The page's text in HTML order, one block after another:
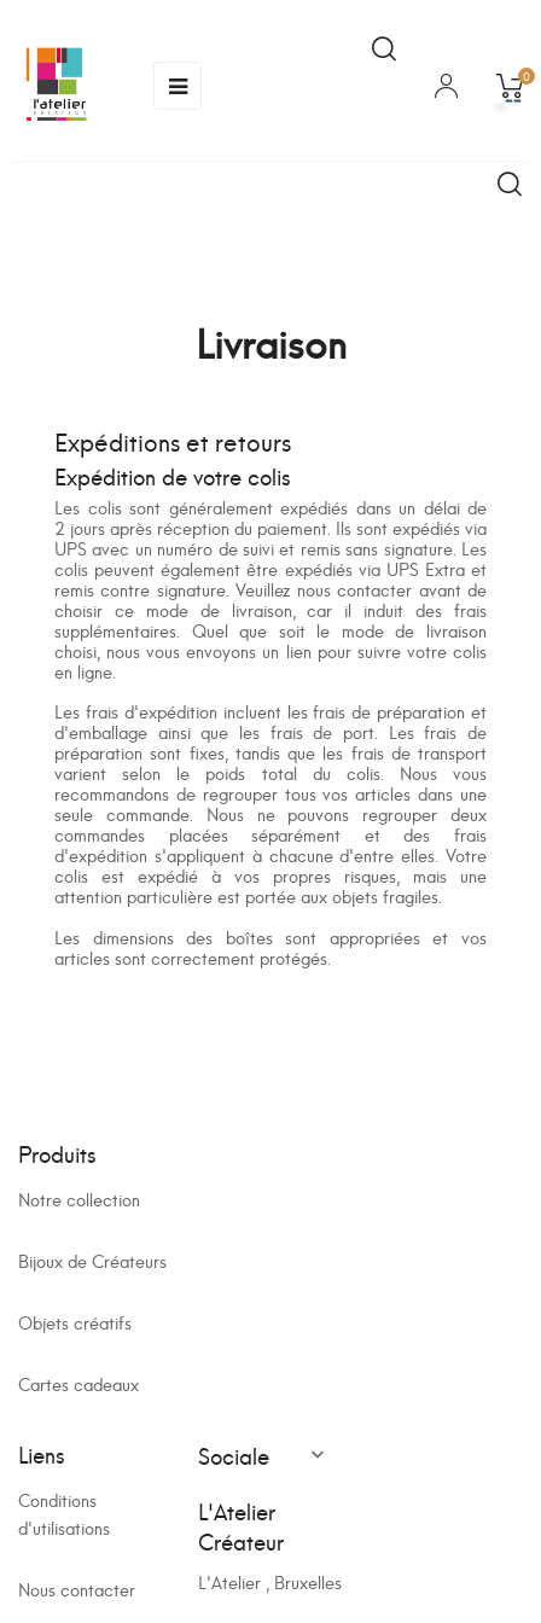
Basculer
☰ 0
Livraison
Expéditions et retours
Expédition de votre colis
Les colis sont généralement expédiés dans un délai de
2 jours après réception du paiement. Ils sont expédiés via
UPS avec un numéro de suivi et remis sans signature. Les
colis peuvent également être expédiés via UPS Extra et
remis contre signature. Veuillez nous contacter avant de
choisir ce mode de livraison, car il induit des frais
supplémentaires. Quel que soit le mode de livraison
choisi, nous vous envoyons un lien pour suivre votre colis
en ligne.
Les frais d'expédition incluent les frais de préparation et
d'emballage ainsi que les frais de port. Les frais de
préparation sont fixes, tandis que les frais de transport
varient selon le poids total du colis. Nous vous
recommandons de regrouper tous vos articles dans une
seule commande. Nous ne pouvons regrouper deux
commandes placées séparément et des frais
d'expédition s'appliquent à chacune d'entre elles. Votre
colis est expédié à vos propres risques, mais une
attention particulière est portée aux objets fragiles.
Les dimensions des boîtes sont appropriées et vos
articles sont correctement protégés.
Produits
Notre collection
Bijoux de Créateurs
Objets créatifs
Cartes cadeaux
Liens
Conditions
d'utilisations
Nous contacter
Sociale 
L'Atelier
Créateur
L'Atelier , Bruxelles